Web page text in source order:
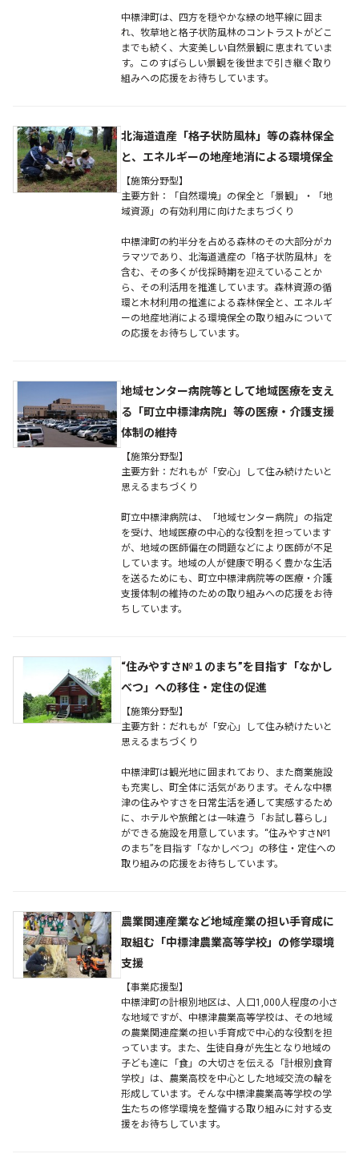
中標津町は、四方を穏やかな緑の地平線に囲ま
れ、牧草地と格子状防風林のコントラストがどこ
までも続く、大変美しい自然景観に恵まれていま
す。このすばらしい景観を後世まで引き継ぐ取り
組みへの応援をお待ちしています。
北海道遺産「格子状防風林」等の森林保全
と、エネルギーの地産地消による環境保全
【施策分野型】
主要方針：「自然環境」の保全と「景観」・「地
域資源」の有効利用に向けたまちづくり
中標津町の約半分を占める森林のその大部分がカ
ラマツであり、北海道遺産の「格子状防風林」を
含む、その多くが伐採時期を迎えていることか
ら、その利活用を推進しています。森林資源の循
環と木材利用の推進による森林保全と、エネルギ
ーの地産地消による環境保全の取り組みについて
の応援をお待ちしています。
地域センター病院等として地域医療を支え
る「町立中標津病院」等の医療・介護支援
体制の維持
【施策分野型】
主要方針：だれもが「安心」して住み続けたいと
思えるまちづくり
町立中標津病院は、「地域センター病院」の指定
を受け、地域医療の中心的な役割を担っています
が、地域の医師偏在の問題などにより医師が不足
しています。地域の人が健康で明るく豊かな生活
を送るためにも、町立中標津病院等の医療・介護
支援体制の維持のための取り組みへの応援をお待
ちしています。
“住みやすさ№１のまち”を目指す「なかし
べつ」への移住・定住の促進
【施策分野型】
主要方針：だれもが「安心」して住み続けたいと
思えるまちづくり
中標津町は観光地に囲まれており、また商業施設
も充実し、町全体に活気があります。そんな中標
津の住みやすさを日常生活を通して実感するため
に、ホテルや旅館とは一味違う「お試し暮らし」
ができる施設を用意しています。“住みやすさ№1
のまち”を目指す「なかしべつ」の移住・定住への
取り組みの応援をお待ちしています。
農業関連産業など地域産業の担い手育成に
取組む「中標津農業高等学校」の修学環境
支援
【事業応援型】
中標津町の計根別地区は、人口1,000人程度の小さ
な地域ですが、中標津農業高等学校は、その地域
の農業関連産業の担い手育成で中心的な役割を担
っています。また、生徒自身が先生となり地域の
子ども達に「食」の大切さを伝える「計根別食育
学校」は、農業高校を中心とした地域交流の輪を
形成しています。そんな中標津農業高等学校の学
生たちの修学環境を整備する取り組みに対する支
援をお待ちしています。